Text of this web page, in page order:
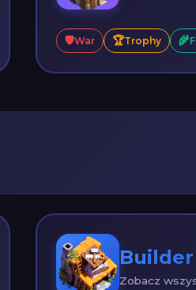
🛡️War 🏆Trophy 🌾
Zobacz